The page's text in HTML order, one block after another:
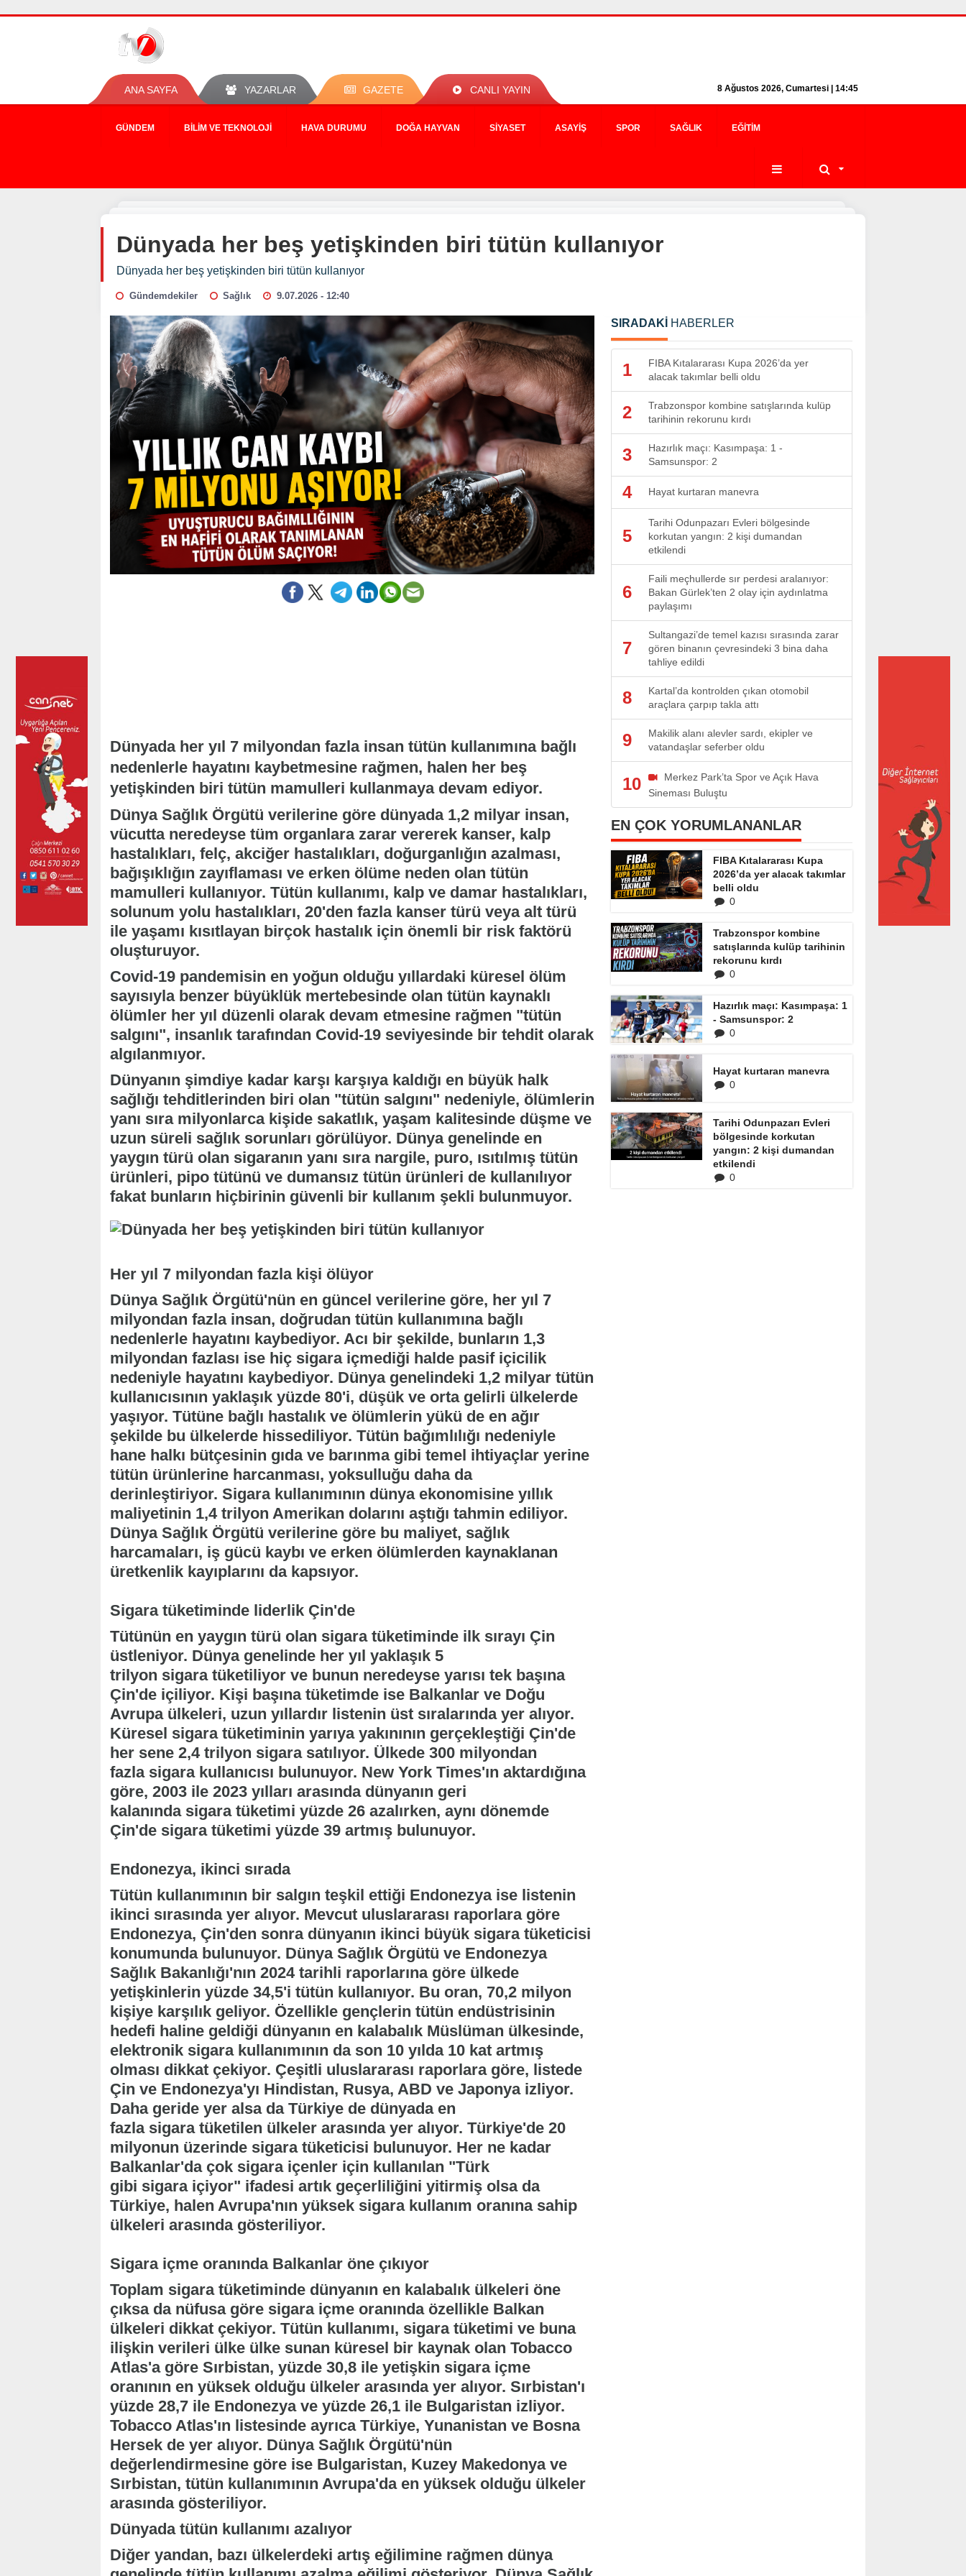
ANA SAYFA YAZARLAR GAZETE CANLI YAYIN 8 Ağustos 2026, Cumartesi | 14:45
GÜNDEM BILIM VE TEKNOLOJI HAVA DURUMU DOĞA HAYVAN SIYASET ASAYIŞ SPOR SAĞLIK EĞITIM
Dünyada her beş yetişkinden biri tütün kullanıyor
Dünyada her beş yetişkinden biri tütün kullanıyor
Gündemdekiler Sağlık 9.07.2026 - 12:40
Dünyada her yıl 7 milyondan fazla insan tütün kullanımına bağlı
nedenlerle hayatını kaybetmesine rağmen, halen her beş
yetişkinden biri tütün mamulleri kullanmaya devam ediyor.
Dünya Sağlık Örgütü verilerine göre dünyada 1,2 milyar insan,
vücutta neredeyse tüm organlara zarar vererek kanser, kalp
hastalıkları, felç, akciğer hastalıkları, doğurganlığın azalması,
bağışıklığın zayıflaması ve erken ölüme neden olan tütün
mamulleri kullanıyor. Tütün kullanımı, kalp ve damar hastalıkları,
solunum yolu hastalıkları, 20'den fazla kanser türü veya alt türü
ile yaşamı kısıtlayan birçok hastalık için önemli bir risk faktörü
oluşturuyor.
Covid-19 pandemisin en yoğun olduğu yıllardaki küresel ölüm
sayısıyla benzer büyüklük mertebesinde olan tütün kaynaklı
ölümler her yıl düzenli olarak devam etmesine rağmen "tütün
salgını", insanlık tarafından Covid-19 seviyesinde bir tehdit olarak
algılanmıyor.
Dünyanın şimdiye kadar karşı karşıya kaldığı en büyük halk
sağlığı tehditlerinden biri olan "tütün salgını" nedeniyle, ölümlerin
yanı sıra milyonlarca kişide sakatlık, yaşam kalitesinde düşme ve
uzun süreli sağlık sorunları görülüyor. Dünya genelinde en
yaygın türü olan sigaranın yanı sıra nargile, puro, ısıtılmış tütün
ürünleri, pipo tütünü ve dumansız tütün ürünleri de kullanılıyor
fakat bunların hiçbirinin güvenli bir kullanım şekli bulunmuyor.
Her yıl 7 milyondan fazla kişi ölüyor
Dünya Sağlık Örgütü'nün en güncel verilerine göre, her yıl 7
milyondan fazla insan, doğrudan tütün kullanımına bağlı
nedenlerle hayatını kaybediyor. Acı bir şekilde, bunların 1,3
milyondan fazlası ise hiç sigara içmediği halde pasif içicilik
nedeniyle hayatını kaybediyor. Dünya genelindeki 1,2 milyar tütün
kullanıcısının yaklaşık yüzde 80'i, düşük ve orta gelirli ülkelerde
yaşıyor. Tütüne bağlı hastalık ve ölümlerin yükü de en ağır
şekilde bu ülkelerde hissediliyor. Tütün bağımlılığı nedeniyle
hane halkı bütçesinin gıda ve barınma gibi temel ihtiyaçlar yerine
tütün ürünlerine harcanması, yoksulluğu daha da
derinleştiriyor. Sigara kullanımının dünya ekonomisine yıllık
maliyetinin 1,4 trilyon Amerikan dolarını aştığı tahmin ediliyor.
Dünya Sağlık Örgütü verilerine göre bu maliyet, sağlık
harcamaları, iş gücü kaybı ve erken ölümlerden kaynaklanan
üretkenlik kayıplarını da kapsıyor.
Sigara tüketiminde liderlik Çin'de
Tütünün en yaygın türü olan sigara tüketiminde ilk sırayı Çin
üstleniyor. Dünya genelinde her yıl yaklaşık 5
trilyon sigara tüketiliyor ve bunun neredeyse yarısı tek başına
Çin'de içiliyor. Kişi başına tüketimde ise Balkanlar ve Doğu
Avrupa ülkeleri, uzun yıllardır listenin üst sıralarında yer alıyor.
Küresel sigara tüketiminin yarıya yakınının gerçekleştiği Çin'de
her sene 2,4 trilyon sigara satılıyor. Ülkede 300 milyondan
fazla sigara kullanıcısı bulunuyor. New York Times'ın aktardığına
göre, 2003 ile 2023 yılları arasında dünyanın geri
kalanında sigara tüketimi yüzde 26 azalırken, aynı dönemde
Çin'de sigara tüketimi yüzde 39 artmış bulunuyor.
Endonezya, ikinci sırada
Tütün kullanımının bir salgın teşkil ettiği Endonezya ise listenin
ikinci sırasında yer alıyor. Mevcut uluslararası raporlara göre
Endonezya, Çin'den sonra dünyanın ikinci büyük sigara tüketicisi
konumunda bulunuyor. Dünya Sağlık Örgütü ve Endonezya
Sağlık Bakanlığı'nın 2024 tarihli raporlarına göre ülkede
yetişkinlerin yüzde 34,5'i tütün kullanıyor. Bu oran, 70,2 milyon
kişiye karşılık geliyor. Özellikle gençlerin tütün endüstrisinin
hedefi haline geldiği dünyanın en kalabalık Müslüman ülkesinde,
elektronik sigara kullanımının da son 10 yılda 10 kat artmış
olması dikkat çekiyor. Çeşitli uluslararası raporlara göre, listede
Çin ve Endonezya'yı Hindistan, Rusya, ABD ve Japonya izliyor.
Daha geride yer alsa da Türkiye de dünyada en
fazla sigara tüketilen ülkeler arasında yer alıyor. Türkiye'de 20
milyonun üzerinde sigara tüketicisi bulunuyor. Her ne kadar
Balkanlar'da çok sigara içenler için kullanılan "Türk
gibi sigara içiyor" ifadesi artık geçerliliğini yitirmiş olsa da
Türkiye, halen Avrupa'nın yüksek sigara kullanım oranına sahip
ülkeleri arasında gösteriliyor.
Sigara içme oranında Balkanlar öne çıkıyor
Toplam sigara tüketiminde dünyanın en kalabalık ülkeleri öne
çıksa da nüfusa göre sigara içme oranında özellikle Balkan
ülkeleri dikkat çekiyor. Tütün kullanımı, sigara tüketimi ve buna
ilişkin verileri ülke ülke sunan küresel bir kaynak olan Tobacco
Atlas'a göre Sırbistan, yüzde 30,8 ile yetişkin sigara içme
oranının en yüksek olduğu ülkeler arasında yer alıyor. Sırbistan'ı
yüzde 28,7 ile Endonezya ve yüzde 26,1 ile Bulgaristan izliyor.
Tobacco Atlas'ın listesinde ayrıca Türkiye, Yunanistan ve Bosna
Hersek de yer alıyor. Dünya Sağlık Örgütü'nün
değerlendirmesine göre ise Bulgaristan, Kuzey Makedonya ve
Sırbistan, tütün kullanımının Avrupa'da en yüksek olduğu ülkeler
arasında gösteriliyor.
Dünyada tütün kullanımı azalıyor
Diğer yandan, bazı ülkelerdeki artış eğilimine rağmen dünya
SIRADAKİ HABERLER
1
FIBA Kıtalararası Kupa 2026’da yer
alacak takımlar belli oldu
2
Trabzonspor kombine satışlarında kulüp
tarihinin rekorunu kırdı
3
Hazırlık maçı: Kasımpaşa: 1 -
Samsunspor: 2
4 Hayat kurtaran manevra
5
Tarihi Odunpazarı Evleri bölgesinde
korkutan yangın: 2 kişi dumandan
etkilendi
6
Faili meçhullerde sır perdesi aralanıyor:
Bakan Gürlek’ten 2 olay için aydınlatma
paylaşımı
7
Sultangazi’de temel kazısı sırasında zarar
gören binanın çevresindeki 3 bina daha
tahliye edildi
8
Kartal’da kontrolden çıkan otomobil
araçlara çarpıp takla attı
9
Makilik alanı alevler sardı, ekipler ve
vatandaşlar seferber oldu
10
Merkez Park’ta Spor ve Açık Hava
Sineması Buluştu
EN ÇOK YORUMLANANLAR
FIBA Kıtalararası Kupa
2026’da yer alacak takımlar
belli oldu
0
Trabzonspor kombine
satışlarında kulüp tarihinin
rekorunu kırdı
0
Hazırlık maçı: Kasımpaşa: 1
- Samsunspor: 2
0
Hayat kurtaran manevra
0
Tarihi Odunpazarı Evleri
bölgesinde korkutan
yangın: 2 kişi dumandan
etkilendi
0